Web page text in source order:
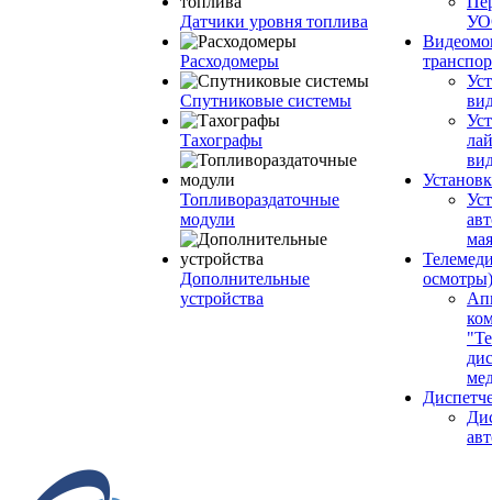
Датчики уровня топлива
Расходомеры
Спутниковые системы
Тахографы
Топливораздаточные
модули
Дополнительные
устройства
осмотры)